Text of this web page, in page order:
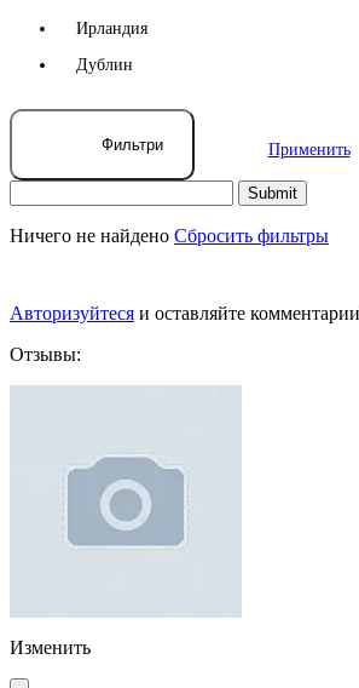
Ирландия
Дублин
Фильтри Применить
Ничего не найдено Сбросить фильтры
Авторизуйтеся и оставляйте
Отзывы:
Изменить